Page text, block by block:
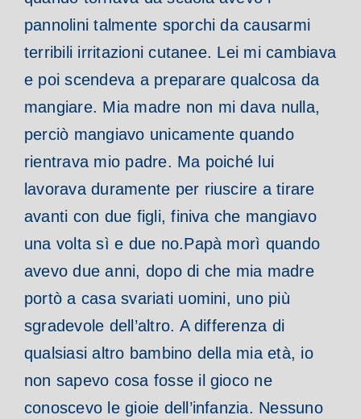
pannolini talmente sporchi da causarmi
terribili irritazioni cutanee. Lei mi cambiava
e poi scendeva a preparare qualcosa da
mangiare. Mia madre non mi dava nulla,
perciò mangiavo unicamente quando
rientrava mio padre. Ma poiché lui
lavorava duramente per riuscire a tirare
avanti con due figli, finiva che mangiavo
una volta sì e due no.Papà morì quando
avevo due anni, dopo di che mia madre
portò a casa svariati uomini, uno più
sgradevole dell’altro. A differenza di
qualsiasi altro bambino della mia età, io
non sapevo cosa fosse il gioco ne
conoscevo le gioie dell’infanzia. Nessuno